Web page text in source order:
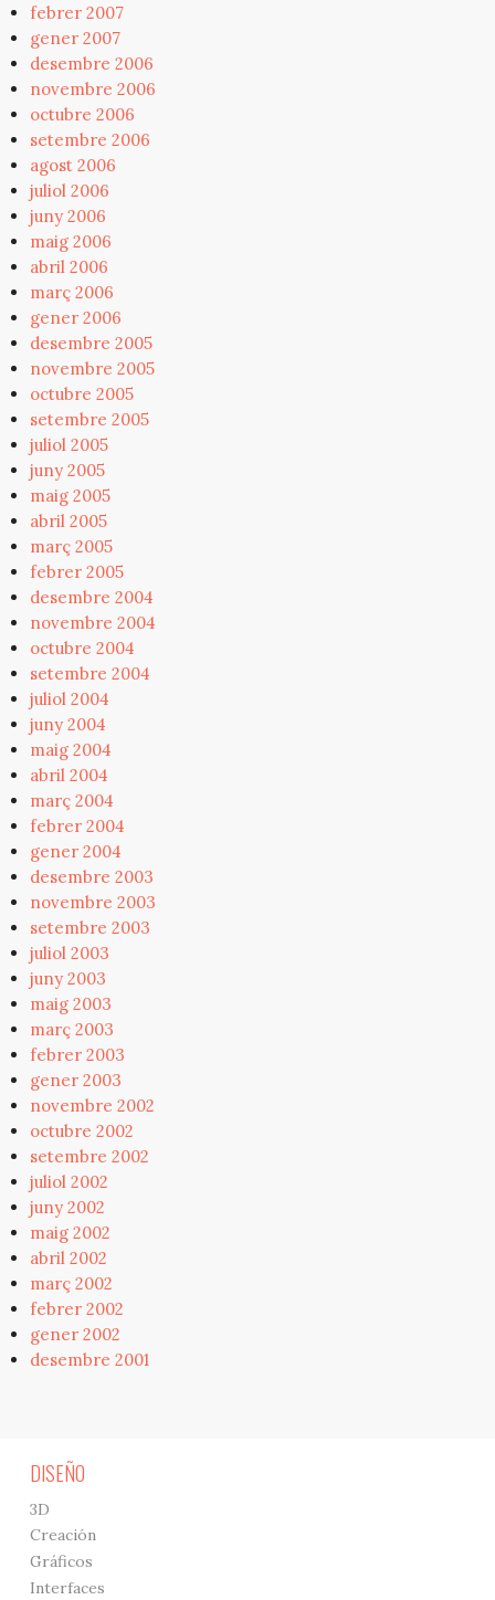
febrer 2007
gener 2007
desembre 2006
novembre 2006
octubre 2006
setembre 2006
agost 2006
juliol 2006
juny 2006
maig 2006
abril 2006
març 2006
gener 2006
desembre 2005
novembre 2005
octubre 2005
setembre 2005
juliol 2005
juny 2005
maig 2005
abril 2005
març 2005
febrer 2005
desembre 2004
novembre 2004
octubre 2004
setembre 2004
juliol 2004
juny 2004
maig 2004
abril 2004
març 2004
febrer 2004
gener 2004
desembre 2003
novembre 2003
setembre 2003
juliol 2003
juny 2003
maig 2003
març 2003
febrer 2003
gener 2003
novembre 2002
octubre 2002
setembre 2002
juliol 2002
juny 2002
maig 2002
abril 2002
març 2002
febrer 2002
gener 2002
desembre 2001
DISEÑO
3D
Creación
Gráficos
Interfaces